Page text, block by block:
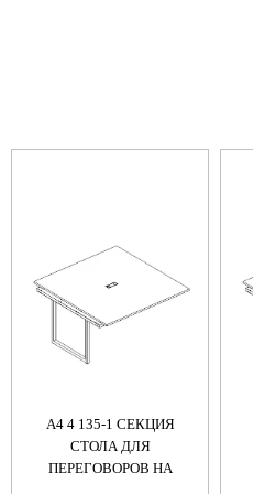
А4 4 135-1 СЕКЦИЯ
СТОЛА ДЛЯ
ПЕРЕГОВОРОВ НА